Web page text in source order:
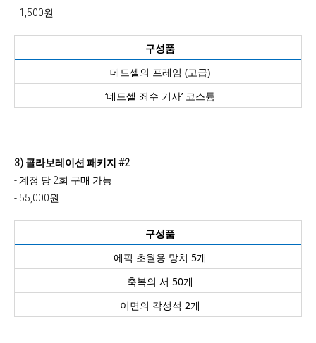
- 1,500원
구성품
데드셀의 프레임 (고급)
‘데드셀 죄수 기사’ 코스튬
3) 콜라보레이션 패키지 #2
- 계정 당 2회 구매 가능
- 55,000원
구성품
에픽 초월용 망치 5개
축복의 서 50개
이면의 각성석 2개